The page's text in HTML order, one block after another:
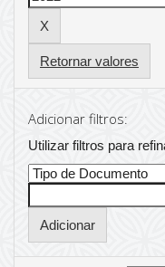
Retornar valores
Adicionar filtros:
Utilizar filtros para